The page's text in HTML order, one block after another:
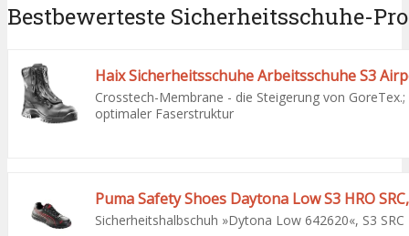
Bestbewerteste Sicherheitsschuhe-
Haix Sicherheitsschuhe Arbeitsschuhe S3
Crosstech-Membrane - die Steigerung von
optimaler Faserstruktur
Sicherheitshalbschuh »Dytona Low 642620«, S3